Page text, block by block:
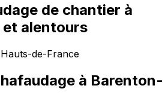
de chantier à
alentours
Hauts-de-France
à Barenton-